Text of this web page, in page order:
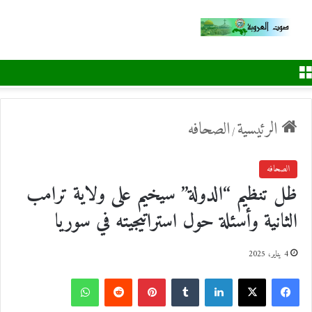
الرئيسية/الصحافه
الصحافه
ظل تنظيم “الدولة” سيخيم على ولاية ترامب
الثانية وأسئلة حول استراتيجيته في سوريا
4 يناير، 2025